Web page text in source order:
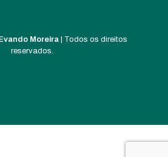
Moreira | Todos os direitos
reservados.